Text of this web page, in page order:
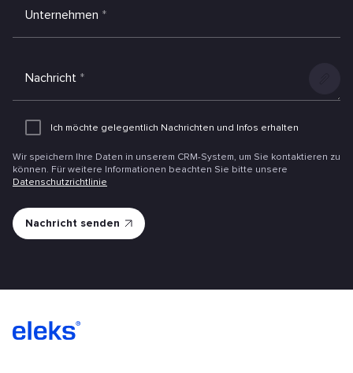
Unternehmen *
Nachricht *
Anlage
Ich möchte gelegentlich Nachrichten und Infos erhalten
Wir speichern Ihre Daten in unserem CRM-System, um Sie kontaktieren zu
können. Für weitere Informationen beachten Sie bitte unsere
Datenschutzrichtlinie